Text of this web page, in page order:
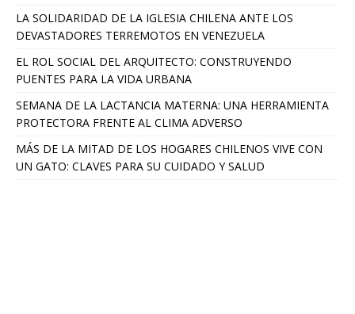
LA SOLIDARIDAD DE LA IGLESIA CHILENA ANTE LOS
DEVASTADORES TERREMOTOS EN VENEZUELA
EL ROL SOCIAL DEL ARQUITECTO: CONSTRUYENDO
PUENTES PARA LA VIDA URBANA
SEMANA DE LA LACTANCIA MATERNA: UNA HERRAMIENTA
PROTECTORA FRENTE AL CLIMA ADVERSO
MÁS DE LA MITAD DE LOS HOGARES CHILENOS VIVE CON
UN GATO: CLAVES PARA SU CUIDADO Y SALUD